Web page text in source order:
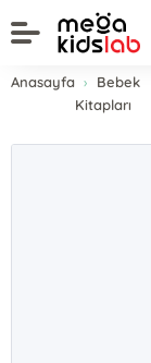
Anasayfa
Bebek
Kitapları